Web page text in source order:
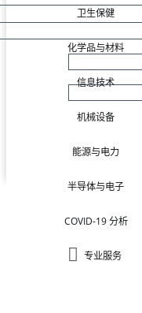
卫生保健
化学品与材料
信息技术
机械设备
能源与电力
半导体与电子
COVID-19 分析
专业服务